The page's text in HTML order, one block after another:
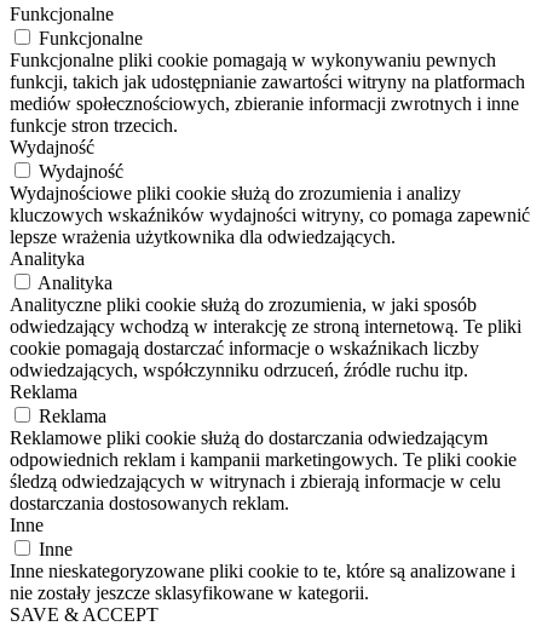
Funkcjonalne
Funkcjonalne
Funkcjonalne pliki cookie pomagają w wykonywaniu pewnych
funkcji, takich jak udostępnianie zawartości witryny na platformach
mediów społecznościowych, zbieranie informacji zwrotnych i inne
funkcje stron trzecich.
Wydajność
Wydajność
Wydajnościowe pliki cookie służą do zrozumienia i analizy
kluczowych wskaźników wydajności witryny, co pomaga zapewnić
lepsze wrażenia użytkownika dla odwiedzających.
Analityka
Analityka
Analityczne pliki cookie służą do zrozumienia, w jaki sposób
odwiedzający wchodzą w interakcję ze stroną internetową. Te pliki
cookie pomagają dostarczać informacje o wskaźnikach liczby
odwiedzających, współczynniku odrzuceń, źródle ruchu itp.
Reklama
Reklama
Reklamowe pliki cookie służą do dostarczania odwiedzającym
odpowiednich reklam i kampanii marketingowych. Te pliki cookie
śledzą odwiedzających w witrynach i zbierają informacje w celu
dostarczania dostosowanych reklam.
Inne
Inne
Inne nieskategoryzowane pliki cookie to te, które są analizowane i
nie zostały jeszcze sklasyfikowane w kategorii.
SAVE & ACCEPT